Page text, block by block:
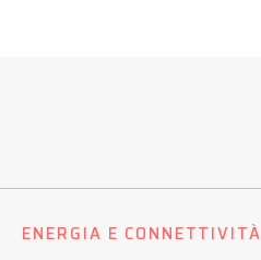
ENERGIA E CONNETTIVITÀ